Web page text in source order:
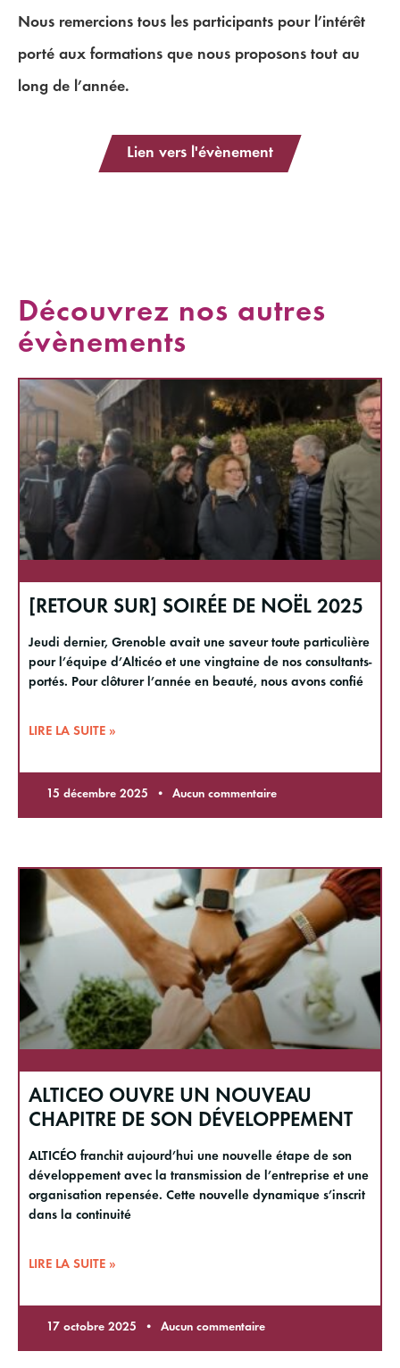
Nous remercions tous les participants pour l’intérêt
porté aux formations que nous proposons tout au
long de l’année.
Lien vers l'évènement
Découvrez nos autres
évènements
[RETOUR SUR] SOIRÉE DE NOËL 2025
Jeudi dernier, Grenoble avait une saveur toute particulière
pour l’équipe d’Alticéo et une vingtaine de nos consultants-
portés. Pour clôturer l’année en beauté, nous avons confié
LIRE LA SUITE »
15 décembre 2025 Aucun commentaire
ALTICEO OUVRE UN NOUVEAU
CHAPITRE DE SON DÉVELOPPEMENT
ALTICÉO franchit aujourd’hui une nouvelle étape de son
développement avec la transmission de l’entreprise et une
organisation repensée. Cette nouvelle dynamique s’inscrit
dans la continuité
LIRE LA SUITE »
17 octobre 2025 Aucun commentaire